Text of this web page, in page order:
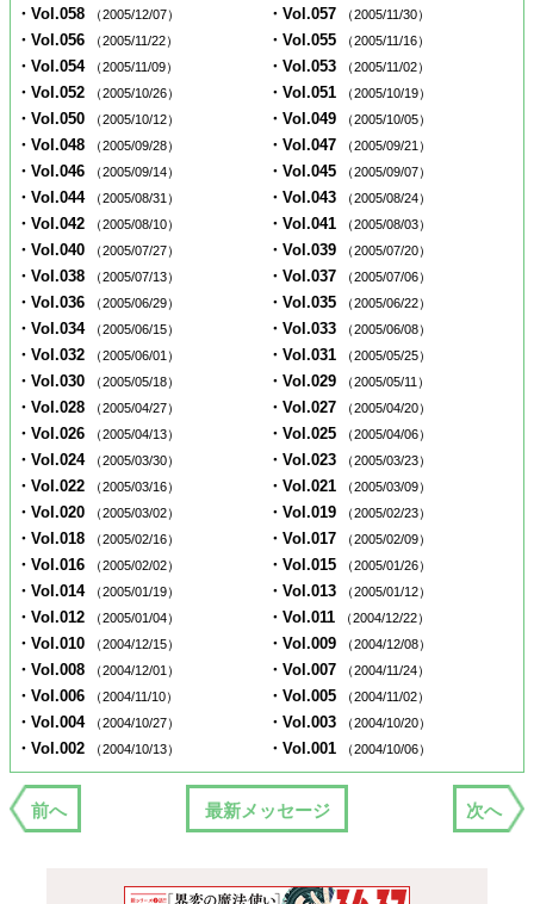
・Vol.058 （2005/12/07） ・Vol.057 （2005/11/30）
・Vol.056 （2005/11/22） ・Vol.055 （2005/11/16）
・Vol.054 （2005/11/09） ・Vol.053 （2005/11/02）
・Vol.052 （2005/10/26） ・Vol.051 （2005/10/19）
・Vol.050 （2005/10/12） ・Vol.049 （2005/10/05）
・Vol.048 （2005/09/28） ・Vol.047 （2005/09/21）
・Vol.046 （2005/09/14） ・Vol.045 （2005/09/07）
・Vol.044 （2005/08/31） ・Vol.043 （2005/08/24）
・Vol.042 （2005/08/10） ・Vol.041 （2005/08/03）
・Vol.040 （2005/07/27） ・Vol.039 （2005/07/20）
・Vol.038 （2005/07/13） ・Vol.037 （2005/07/06）
・Vol.036 （2005/06/29） ・Vol.035 （2005/06/22）
・Vol.034 （2005/06/15） ・Vol.033 （2005/06/08）
・Vol.032 （2005/06/01） ・Vol.031 （2005/05/25）
・Vol.030 （2005/05/18） ・Vol.029 （2005/05/11）
・Vol.028 （2005/04/27） ・Vol.027 （2005/04/20）
・Vol.026 （2005/04/13） ・Vol.025 （2005/04/06）
・Vol.024 （2005/03/30） ・Vol.023 （2005/03/23）
・Vol.022 （2005/03/16） ・Vol.021 （2005/03/09）
・Vol.020 （2005/03/02） ・Vol.019 （2005/02/23）
・Vol.018 （2005/02/16） ・Vol.017 （2005/02/09）
・Vol.016 （2005/02/02） ・Vol.015 （2005/01/26）
・Vol.014 （2005/01/19） ・Vol.013 （2005/01/12）
・Vol.012 （2005/01/04） ・Vol.011 （2004/12/22）
・Vol.010 （2004/12/15） ・Vol.009 （2004/12/08）
・Vol.008 （2004/12/01） ・Vol.007 （2004/11/24）
・Vol.006 （2004/11/10） ・Vol.005 （2004/11/02）
・Vol.004 （2004/10/27） ・Vol.003 （2004/10/20）
・Vol.002 （2004/10/13） ・Vol.001 （2004/10/06）
前へ 最新メッセージ 次へ